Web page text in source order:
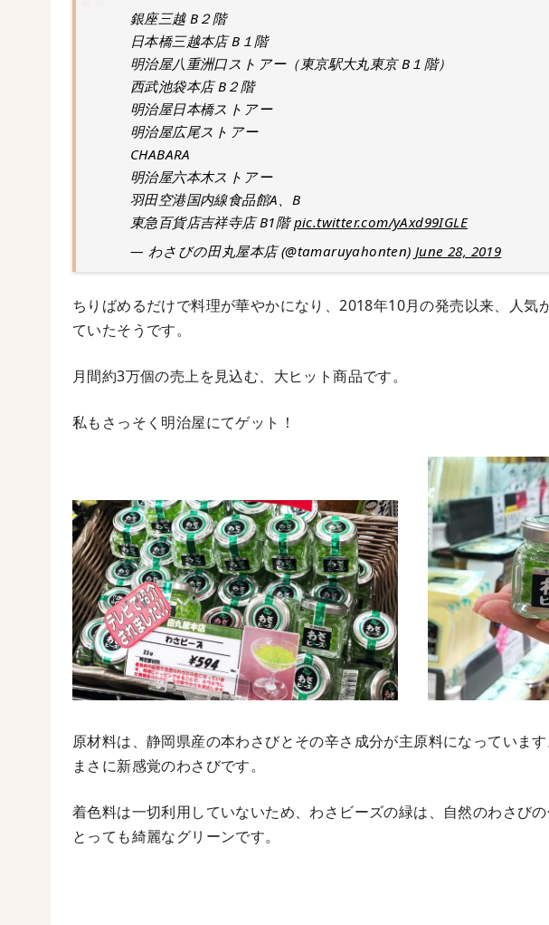
銀座三越 B２階
日本橋三越本店 B１階
明治屋八重洲口ストアー（東京駅大丸東京 B１階）
西武池袋本店 B２階
明治屋日本橋ストアー
明治屋広尾ストアー
CHABARA
明治屋六本木ストアー
羽田空港国内線食品館A、B
東急百貨店吉祥寺店 B1階pic.twitter.com/yAxd99IGLE
— わさびの田丸屋本店 (@tamaruyahonten) June 28, 2019
ちりばめるだけで料理が華やかになり、2018年10月の発売以来、人気
ていたそうです。
月間約3万個の売上を見込む、大ヒット商品です。
私もさっそく明治屋にてゲット！
原材料は、静岡県産の本わさびとその辛さ成分が主原料になっていま
まさに新感覚のわさびです。
着色料は一切利用していないため、わさビーズの緑は、自然のわさびの
とっても綺麗なグリーンです。